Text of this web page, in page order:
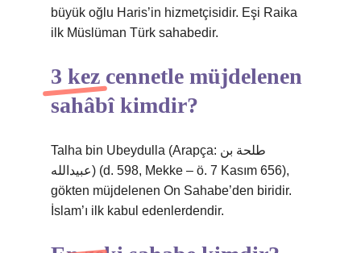
büyük oğlu Haris’in hizmetçisidir. Eşi Raika
ilk Müslüman Türk sahabedir.
3 kez cennetle müjdelenen
sahâbî kimdir?
Talha bin Ubeydulla (Arapça: طلحة بن
عبيدالله‎) (d. 598, Mekke – ö. 7 Kasım 656),
gökten müjdelenen On Sahabe’den biridir.
İslam’ı ilk kabul edenlerdendir.